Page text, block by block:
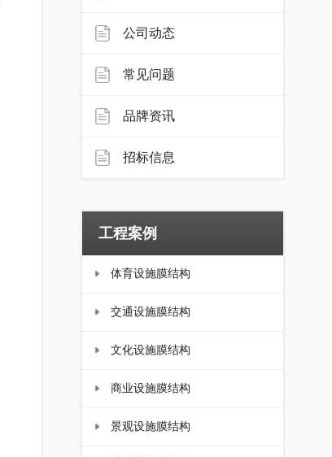
公司动态
常见问题
品牌资讯
招标信息
工程案例
体育设施膜结构
交通设施膜结构
文化设施膜结构
商业设施膜结构
景观设施膜结构